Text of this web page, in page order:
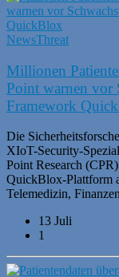
NewsThreat
Millionen
Point warnen vor
Framework
Die
XIoT-Security-
Point Research
QuickBlox-Plattform
Telemedizin,
13 Juli
1